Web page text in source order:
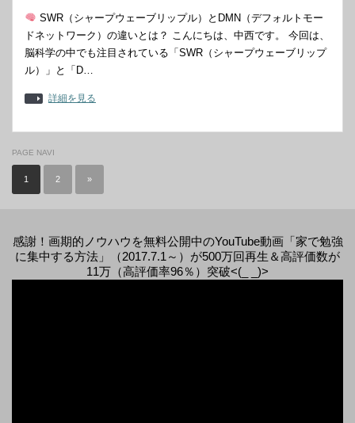
SWR（シャープウェーブリップル）とDMN（デフォルトモー
ドネットワーク）の違いとは？ こんにちは、中西です。 今回は、
脳科学の中でも注目されている「SWR（シャープウェーブリップ
ル）」と「D…
詳細を見る
PAGE NAVI
1 2 »
感謝！画期的ノウハウを無料公開中のYouTube動画「家で勉強
に集中する方法」（2017.7.1～）が500万回再生＆高評価数が
11万（高評価率96％）突破<(_ _)>